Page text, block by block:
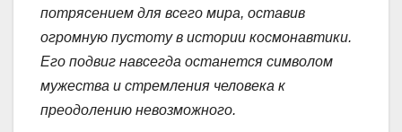
потрясением для всего мира, оставив
огромную пустоту в истории космонавтики.
Его подвиг навсегда останется символом
мужества и стремления человека к
преодолению невозможного.